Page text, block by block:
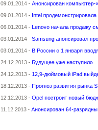
09.01.2014 - Анонсирован компьютер-
09.01.2014 - Intel
06.01.2014 - Lenovo начала продажу
03.01.2014 - Samsung анонсировал
03.01.2014 - В России с 1 января
24.12.2013 - Будущее уже наступило
24.12.2013 - 12,9-дюймовый iPad
18.12.2013 - Прогноз развития рынка
12.12.2013 - Opel построит новый
11.12.2013 - Анонсирован 64-